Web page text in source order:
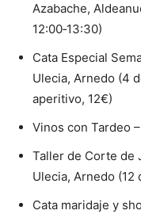
Azabache,
12:00‑13:30)
Cata Especial
Ulecia, Arnedo (4
aperitivo, 12€)
Vinos con Tardeo
Taller de Corte de
Ulecia, Arnedo (12
Cata maridaje y